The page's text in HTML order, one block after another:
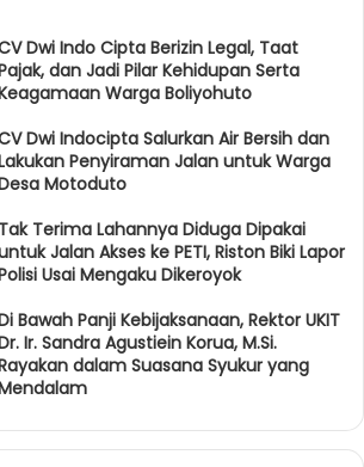
Dwi Indo Cipta Berizin Legal, Taat
dan Jadi Pilar Kehidupan Serta
Warga Boliyohuto
Dwi Indocipta Salurkan Air Bersih dan
Penyiraman Jalan untuk Warga
Motoduto
Tak Terima Lahannya Diduga Dipakai
Jalan Akses ke PETI, Riston Biki Lapor
Usai Mengaku Dikeroyok
Bawah Panji Kebijaksanaan, Rektor UKIT
Ir. Sandra Agustiein Korua, M.Si.
dalam Suasana Syukur yang